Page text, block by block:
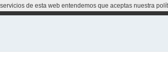
de esta web entendemos que aceptas nuestra